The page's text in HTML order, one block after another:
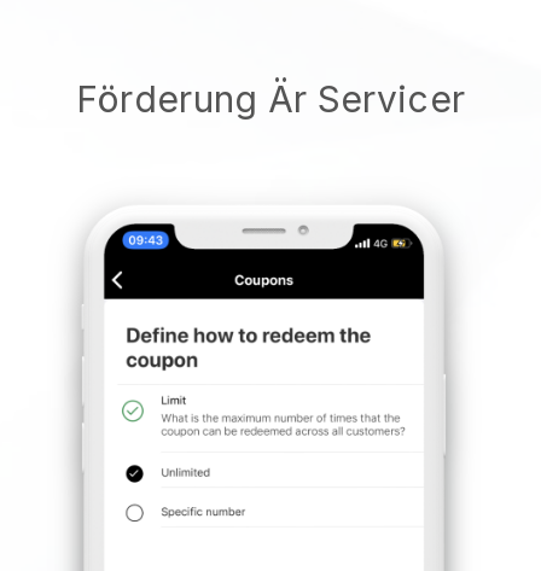
Förderung Är Servicer